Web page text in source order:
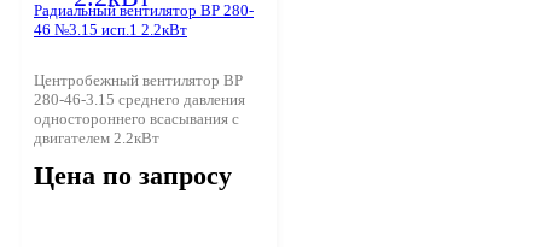
Радиальный вентилятор ВР 280-
46 №3.15 исп.1 2.2кВт
Центробежный вентилятор ВР
280-46-3.15 среднего давления
одностороннего всасывания с
двигателем 2.2кВт
Цена по запросу